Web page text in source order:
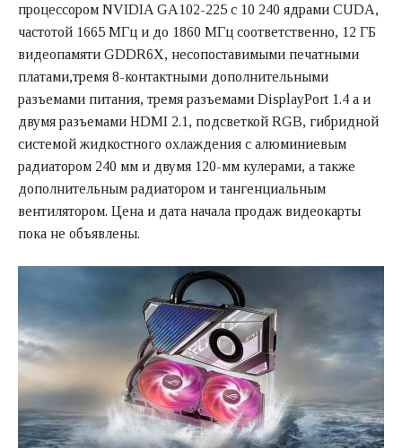
процессором NVIDIA GA102-225 с 10 240 ядрами CUDA,
частотой 1665 МГц и до 1860 МГц соответственно, 12 ГБ
видеопамяти GDDR6X, несопоставимыми печатными
платами,тремя 8-контактными дополнительными
разъемами питания, тремя разъемами DisplayPort 1.4 a и
двумя разъемами HDMI 2.1, подсветкой RGB, гибридной
системой жидкостного охлаждения с алюминиевым
радиатором 240 мм и двумя 120-мм кулерами, а также
дополнительным радиатором и тангенциальным
вентилятором. Цена и дата начала продаж видеокарты
пока не объявлены.